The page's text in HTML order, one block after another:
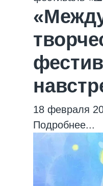
18 февраля
Подробнее...